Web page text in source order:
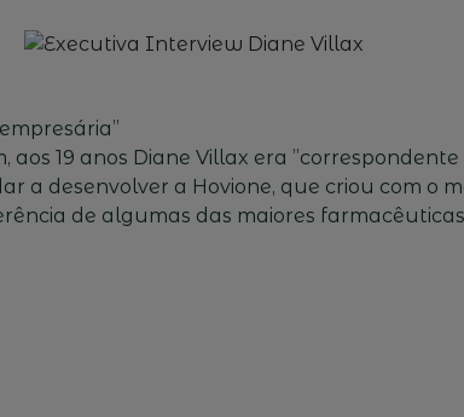
19 anos Diane Villax era
a desenvolver a Hovione, que criou com o
de algumas das maiores